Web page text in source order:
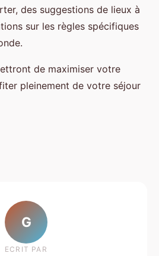
des suggestions de lieux à
sur les règles spécifiques
de maximiser votre
pleinement de votre séjour
G
ECRIT PAR